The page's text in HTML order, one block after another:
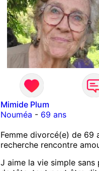
Mimide Plum
Nouméa - 69 ans
Femme divorcé(e) de 69
recherche rencontre
J aime la vie simple sans